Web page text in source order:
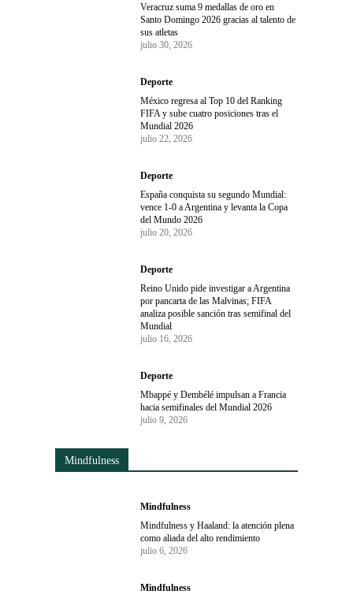
Veracruz suma 9 medallas de oro en
Santo Domingo 2026 gracias al talento de
sus atletas
julio 30, 2026
Deporte
México regresa al Top 10 del Ranking
FIFA y sube cuatro posiciones tras el
Mundial 2026
julio 22, 2026
Deporte
España conquista su segundo Mundial:
vence 1-0 a Argentina y levanta la Copa
del Mundo 2026
julio 20, 2026
Deporte
Reino Unido pide investigar a Argentina
por pancarta de las Malvinas; FIFA
analiza posible sanción tras semifinal del
Mundial
julio 16, 2026
Deporte
Mbappé y Dembélé impulsan a Francia
hacia semifinales del Mundial 2026
julio 9, 2026
Mindfulness
Mindfulness
Mindfulness y Haaland: la atención plena
como aliada del alto rendimiento
julio 6, 2026
Mindfulness